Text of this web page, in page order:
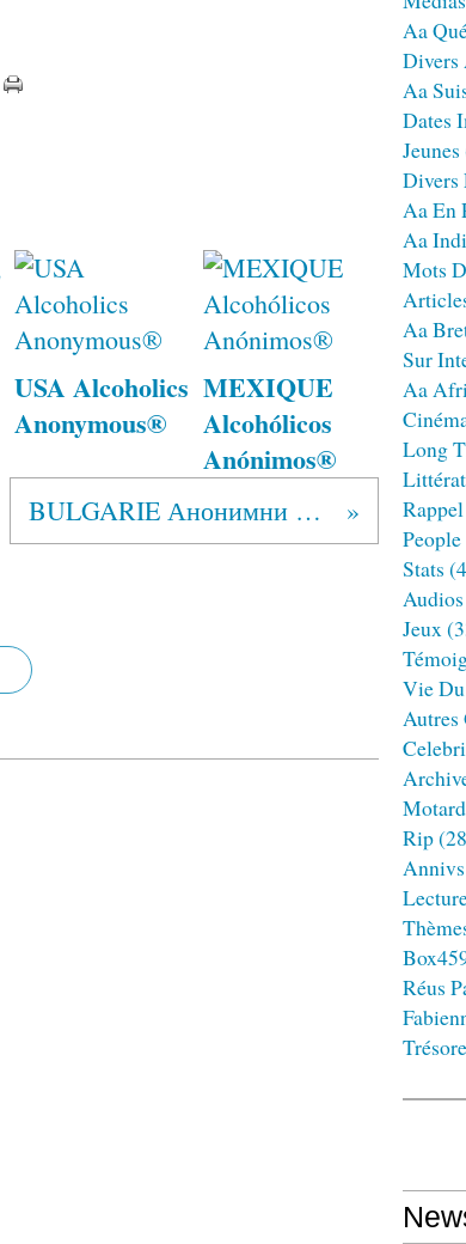
USA Alcoholics
Anonymous®
MEXIQUE
Alcohólicos
Anónimos®
BULGARIE Анонимни Алкохолици®
Aa
Divers
Aa
Dates
Jeunes
Divers
Aa En
Aa
Mots
Aa
Sur
Aa
Long
People
Stats
Audios
Jeux
Vie
Autres
Rip
Annivs
Réus